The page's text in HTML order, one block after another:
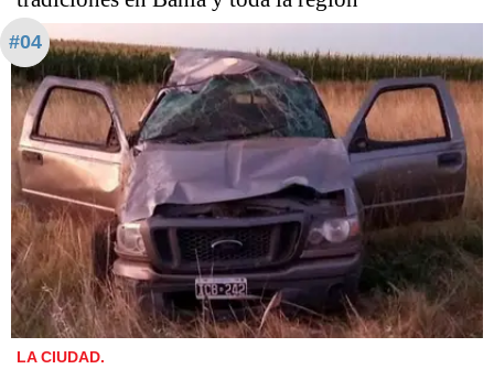
#04
LA CIUDAD.